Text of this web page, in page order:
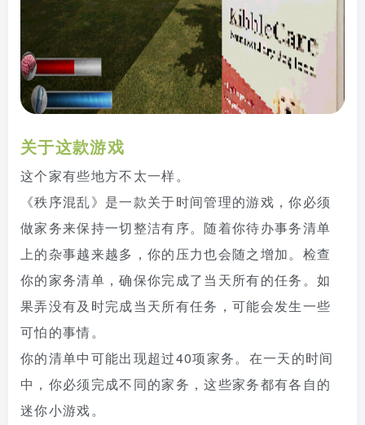
关于这款游戏
这个家有些地方不太一样。
《秩序混乱》是一款关于时间管理的游戏，你必须
做家务来保持一切整洁有序。随着你待办事务清单
上的杂事越来越多，你的压力也会随之增加。检查
你的家务清单，确保你完成了当天所有的任务。如
果弄没有及时完成当天所有任务，可能会发生一些
可怕的事情。
你的清单中可能出现超过40项家务。在一天的时间
中，你必须完成不同的家务，这些家务都有各自的
迷你小游戏。